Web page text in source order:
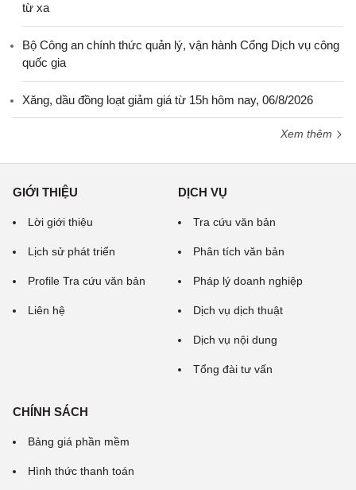
từ xa
Bộ Công an chính thức quản lý, vận hành Cổng Dịch vụ công
quốc gia
Xăng, dầu đồng loạt giảm giá từ 15h hôm nay, 06/8/2026
Xem thêm
GIỚI THIỆU
Lời giới thiệu
Lịch sử phát triển
Profile Tra cứu văn bản
Liên hệ
DỊCH VỤ
Tra cứu văn bản
Phân tích văn bản
Pháp lý doanh nghiệp
Dịch vụ dịch thuật
Dịch vụ nội dung
Tổng đài tư vấn
CHÍNH SÁCH
Bảng giá phần mềm
Hình thức thanh toán